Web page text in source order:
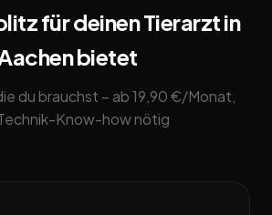
für deinen Tierarzt in
bietet
du brauchst – ab 19,90 €/Monat,
Know-how nötig